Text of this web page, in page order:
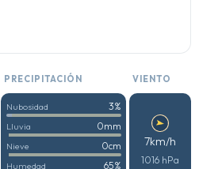
PRECIPITACIÓN VIENTO
Nubosidad 3%
Lluvia 0mm
Nieve 0cm
Humedad 65%
7km/h
1016 hPa